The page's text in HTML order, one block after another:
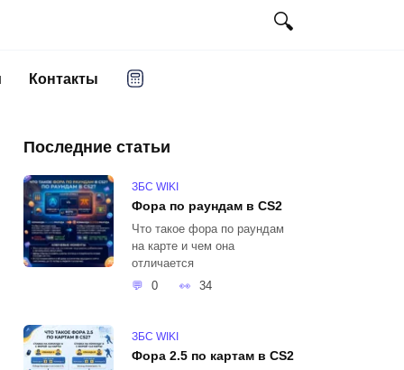
Контакты
Последние статьи
ЗБС WIKI
Фора по раундам в CS2
Что такое фора по раундам
на карте и чем она
отличается
0
34
ЗБС WIKI
Фора 2.5 по картам в CS2